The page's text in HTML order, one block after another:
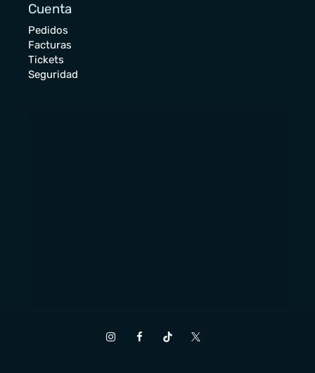
Cuenta
Pedidos
Facturas
Tickets
Seguridad